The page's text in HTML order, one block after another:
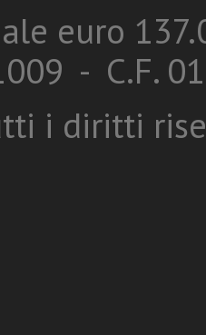
euro
- C.F.
i diritti